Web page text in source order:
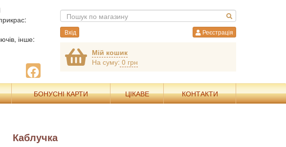
інше:
Вхід Реєстрація
Мій кошик
На суму: 0 грн
БОНУСНІ КАРТИ ЦІКАВЕ КОНТАКТИ
Каблучка